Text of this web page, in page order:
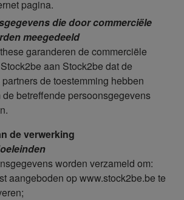
pagina.
die door commerciële
meegedeeld
garanderen de commerciële
aan Stock2be dat de
de toestemming hebben
de betreffende persoonsgegevens
de verwerking
worden verzameld om:
aangeboden op www.stock2be.be te